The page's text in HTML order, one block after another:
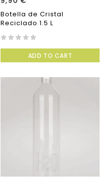
Botella de Cristal
Reciclado 1.5 L
of
ADD TO CART